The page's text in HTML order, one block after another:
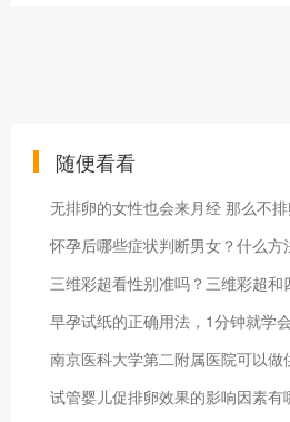
随便看看
无排卵的女性也会来月经 那么不
怀孕后哪些症状判断男女？什么方
三维彩超看性别准吗？三维彩超和
早孕试纸的正确用法，1分钟就学
南京医科大学第二附属医院可以
试管婴儿促排卵效果的影响因素